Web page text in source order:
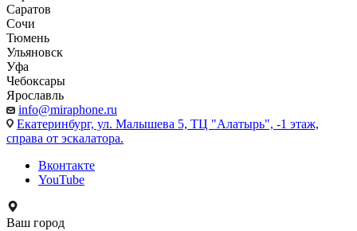
Саратов
Сочи
Тюмень
Ульяновск
Уфа
Чебоксары
Ярославль
info@miraphone.ru
Екатеринбург, ул. Малышева 5, ТЦ "Алатырь", -1 этаж,
справа от эскалатора.
Вконтакте
YouTube
Ваш город